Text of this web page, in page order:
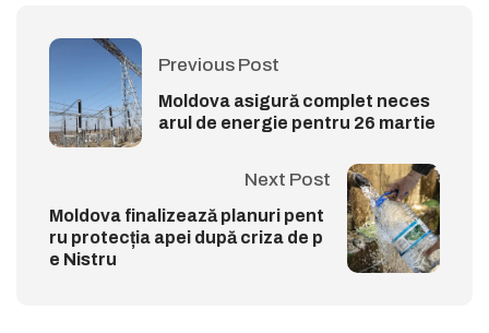
Previous Post
Moldova asigură complet neces
arul de energie pentru 26 martie
Next Post
Moldova finalizează planuri pent
ru protecția apei după criza de p
e Nistru